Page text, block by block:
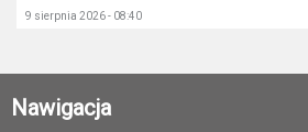
9 sierpnia 2026 - 08:40
Nawigacja